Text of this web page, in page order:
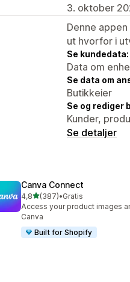
3. oktober
Denne
ut hvorfor i
Se kundedata:
Data om
Se data om
Butikkeier
Se og rediger
Kunder,
Se detaljer
Canva Connect
4,8av 5 stjerner
(387)
Totalt 387 omtaler
•Gratis
Access your product images
Canva
Built for Shopify